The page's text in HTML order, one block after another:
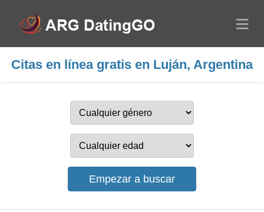
Citas en línea gratis en Luján, Argentina